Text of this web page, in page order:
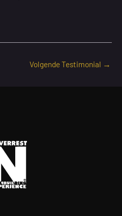
Volgende Testimonial →